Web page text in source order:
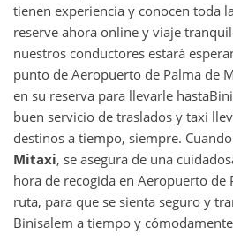
tienen experiencia y conocen toda
reserve ahora online y viaje
nuestros conductores estará
punto de Aeropuerto de Palma de
en su reserva para llevarle hasta
buen servicio de traslados y taxi
destinos a tiempo, siempre.
Mitaxi, se asegura de una
hora de recogida en Aeropuerto de
ruta, para que se sienta seguro y
Binisalem a tiempo y